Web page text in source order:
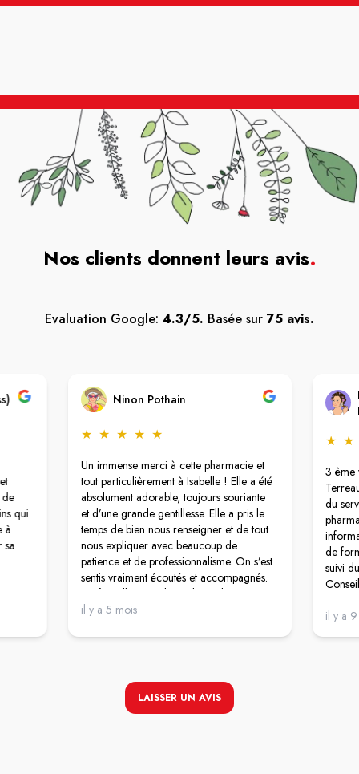
Nos clients donnent leurs avis.
Evaluation Google: 4.3/5. Basée sur 75 avis.
de
qui
à
sa
Ninon Pothain
★ ★ ★ ★ ★
Un immense merci à cette pharmacie et
tout particulièrement à Isabelle ! Elle a été
absolument adorable, toujours souriante
et d’une grande gentillesse. Elle a pris le
temps de bien nous renseigner et de tout
nous expliquer avec beaucoup de
patience et de professionnalisme. On s’est
sentis vraiment écoutés et accompagnés.
Ça fait tellement plaisir de tomber sur une
pharmacienne aussi impliquée et
aide précieuse !
il y a 5 mois
★ ★
3 ème
du
de
suivi
il y a
LAISSER UN AVIS